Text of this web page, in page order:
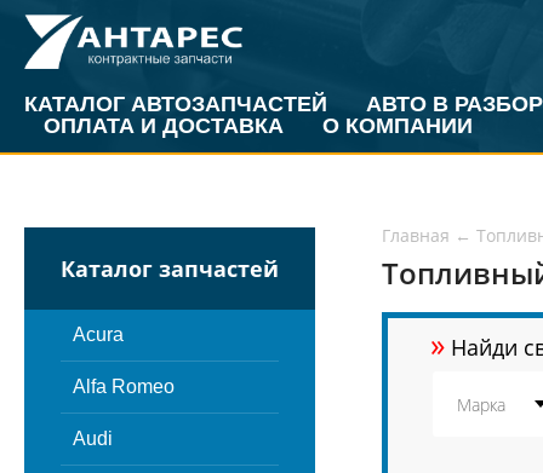
КАТАЛОГ АВТОЗАПЧАСТЕЙ
АВТО В РАЗБОР
ОПЛАТА И ДОСТАВКА
О КОМПАНИИ
Каталог запчастей
Acura
Alfa Romeo
Audi
Главная ←
» Найди